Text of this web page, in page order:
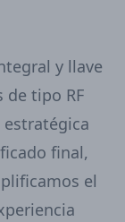
y llave
tipo RF
final,
el